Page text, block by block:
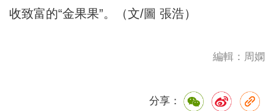
收致富的“金果果”。（文/圖 張浩）
編輯：周嫻
分享：